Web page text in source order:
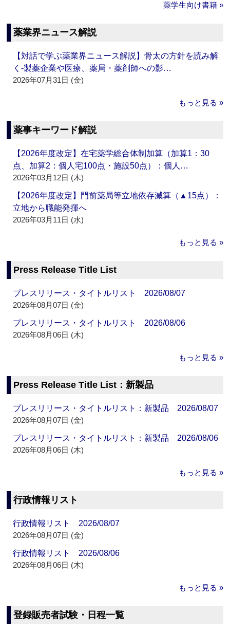
薬学生向け書籍 »
薬業界ニュース解説
【対話で学ぶ薬業界ニュース解説】骨太の方針を読み解
く‐製薬企業や医療、薬局・薬剤師への影…
2026年07月31日 (金)
もっと見る »
薬事キーワード解説
【2026年度改定】在宅薬学総合体制加算（加算1：30
点、加算2：個人宅100点・施設50点）：個人…
2026年03月12日 (木)
【2026年度改定】門前薬局等立地依存減算（▲15点）：
立地から職能発揮へ
2026年03月11日 (水)
もっと見る »
Press Release Title List
プレスリリース・タイトルリスト 2026/08/07
2026年08月07日 (金)
プレスリリース・タイトルリスト 2026/08/06
2026年08月06日 (木)
もっと見る »
Press Release Title List：新製品
プレスリリース・タイトルリスト：新製品 2026/08/07
2026年08月07日 (金)
プレスリリース・タイトルリスト：新製品 2026/08/06
2026年08月06日 (木)
もっと見る »
行政情報リスト
行政情報リスト 2026/08/07
2026年08月07日 (金)
行政情報リスト 2026/08/06
2026年08月06日 (木)
もっと見る »
登録販売者試験・日程一覧